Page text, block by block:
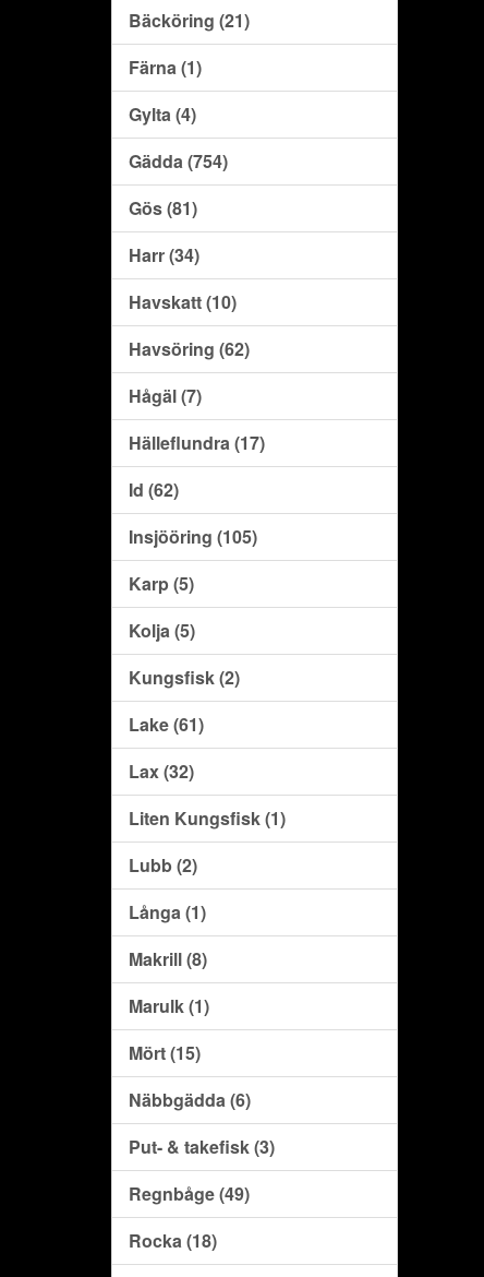
Bäcköring (21)
Färna (1)
Gylta (4)
Gädda (754)
Gös (81)
Harr (34)
Havskatt (10)
Havsöring (62)
Hågäl (7)
Hälleflundra (17)
Id (62)
Insjööring (105)
Karp (5)
Kolja (5)
Kungsfisk (2)
Lake (61)
Lax (32)
Liten Kungsfisk (1)
Lubb (2)
Långa (1)
Makrill (8)
Marulk (1)
Mört (15)
Näbbgädda (6)
Put- & takefisk (3)
Regnbåge (49)
Rocka (18)